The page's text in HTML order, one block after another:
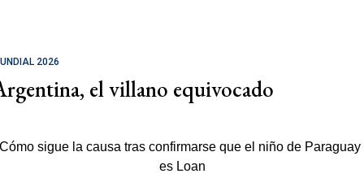
2026
el villano equivocado